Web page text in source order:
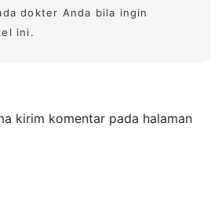
dokter Anda bila ingin
ini.
kirim komentar pada halaman